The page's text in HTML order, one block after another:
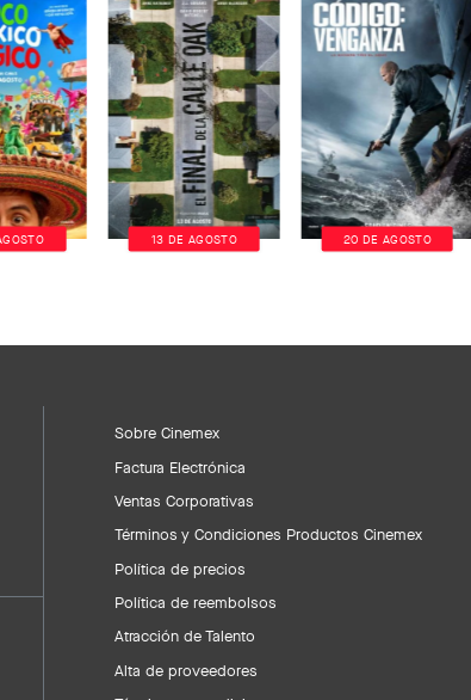
13 DE AGOSTO 20 DE AGOSTO
Sobre Cinemex
Factura Electrónica
Ventas Corporativas
Términos y Condiciones Productos Cinemex
Política de precios
Política de reembolsos
Atracción de Talento
Alta de proveedores